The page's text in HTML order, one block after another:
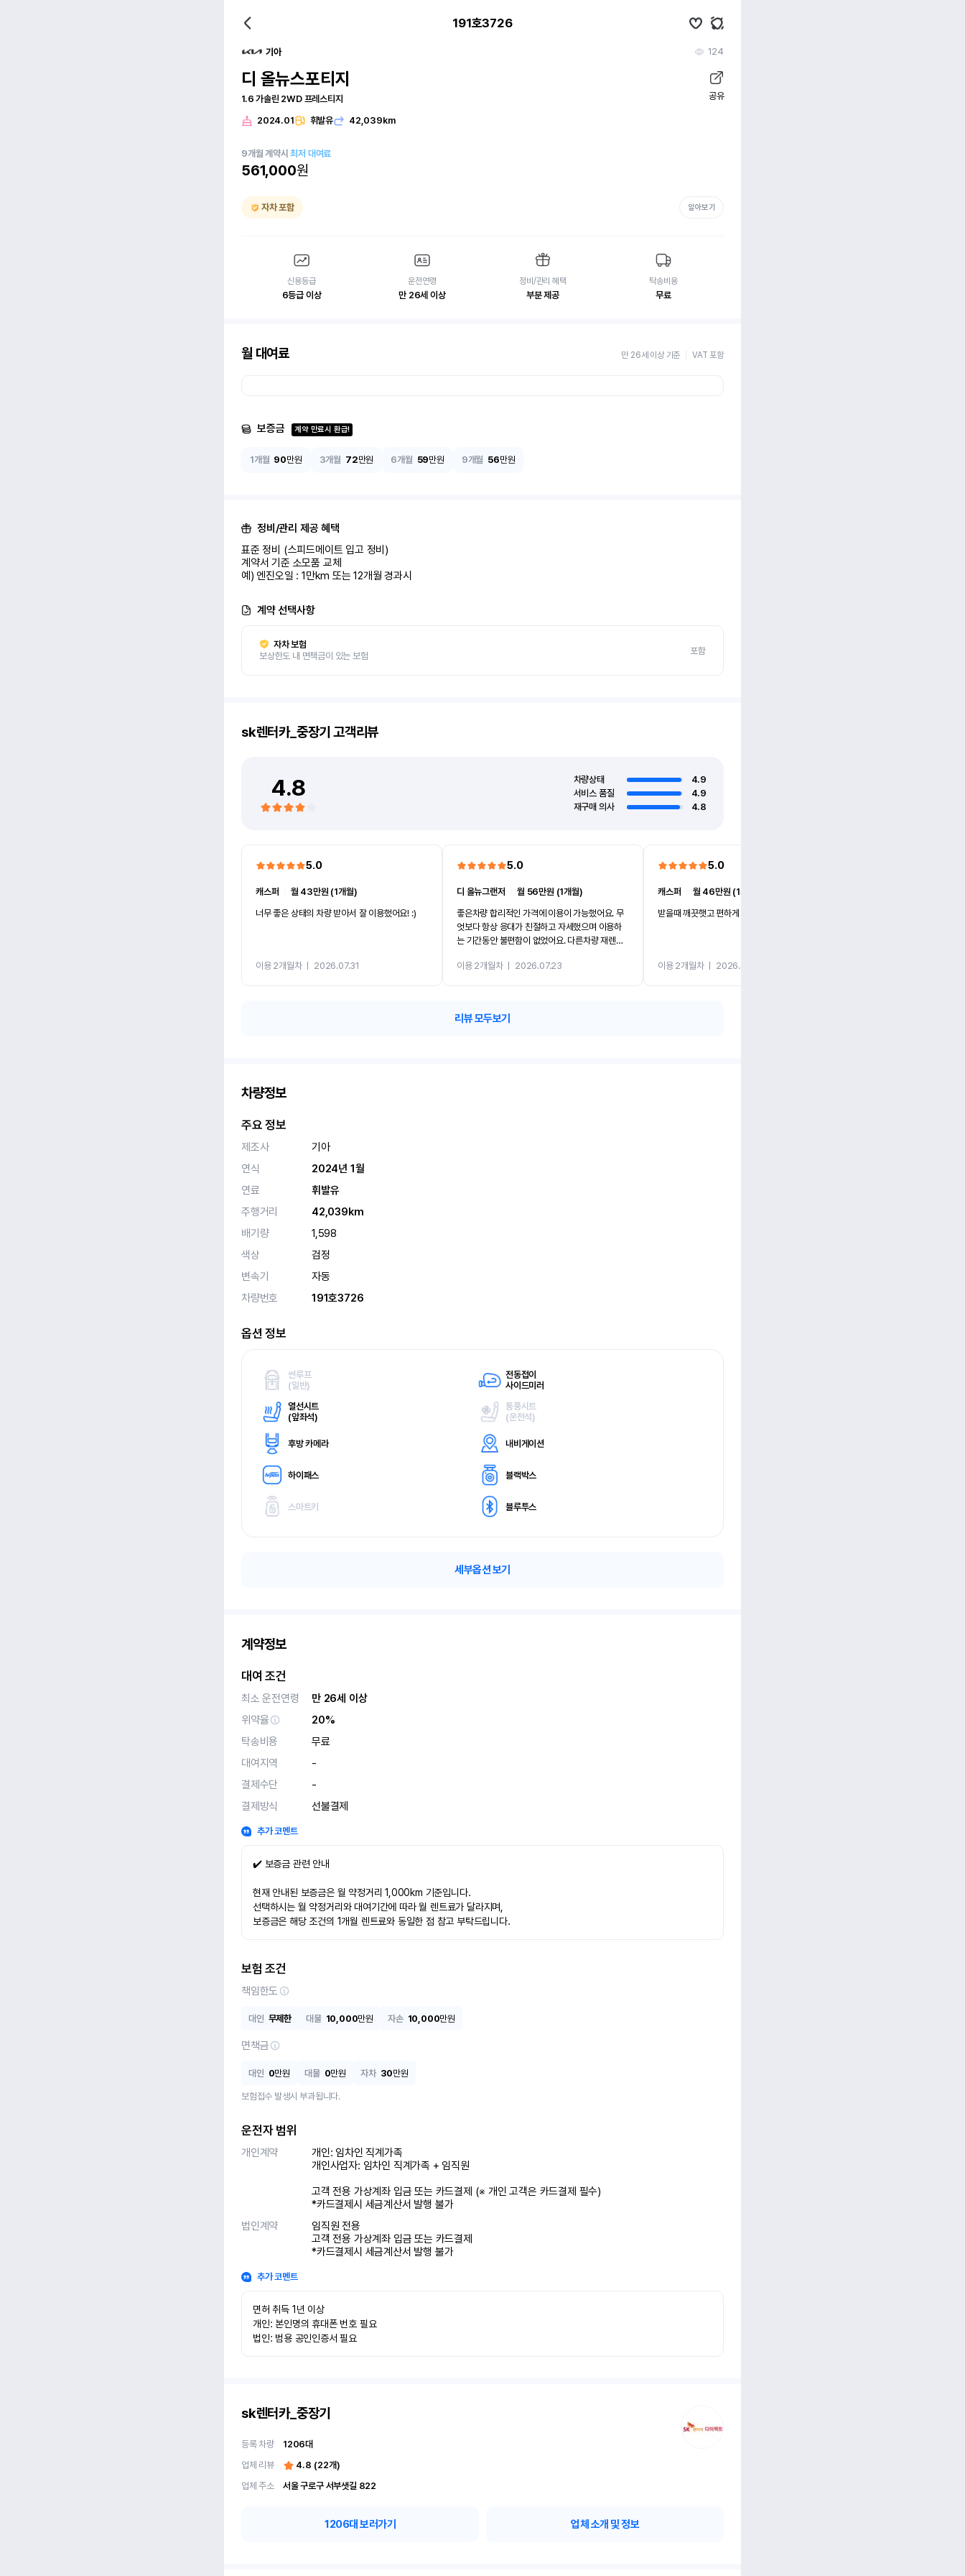
191호3726
기아 124
디 올뉴스포티지
1.6 가솔린 2WD 프레스티지 공유
2024.01 휘발유 42,039km
9개월 계약시최저 대여료
561,000원
자차 포함 알아보기
신용등급
6등급 이상
운전연령
만 26세 이상
정비/관리 혜택
부분 제공
탁송비용
무료
월 대여료 만 26세 이상 기준 VAT 포함
보증금 계약 만료시 환급!
1개월 90만원 3개월 72만원 6개월 59만원 9개월 56만원
정비/관리 제공 혜택
표준 정비 (스피드메이트 입고 정비)
계약서 기준 소모품 교체
예) 엔진오일 : 1만km 또는 12개월 경과시
계약 선택사항
자차 보험
보상한도 내 면책금이 있는 보험
포함
sk렌터카_중장기 고객리뷰
4.8 차량상태
4.9
서비스 품질
4.9
재구매 의사
4.8
5.0
캐스퍼
월 43만원 (1개월)
너무 좋은 상태의 차량 받아서 잘 이용했어요! :)
이용 2개월차ㅣ 2026.07.31
5.0
디 올뉴그랜저 ㅣ월 56만원 (1개월)
좋은차량 합리적인 가격에 이용이 가능했어요. 무
엇보다 항상 응대가 친절하고 자세했으며 이용하
는 기간동안 불편함이 없었어요. 다른차량 재렌트
카 렌트 고민없이 강추합니다!!
이용 2개월차ㅣ 2026.07.23
5.0
캐스퍼
월 46만원 (1개월)
받을때 깨끗햇고 편하게 잘이용했습니다!
이용 2개월차ㅣ 2026.07.08
리뷰 모두보기
차량정보
주요 정보
제조사
기아
연식
2024년 1월
연료
휘발유
주행거리
42,039km
배기량
1,598
색상
검정
변속기
자동
차량번호
191호3726
옵션 정보
썬루프
(일반)
전동접이
사이드미러
열선시트
(앞좌석)
통풍시트
(운전석)
후방 카메라 내비게이션
하이패스 블랙박스
스마트키 블루투스
세부옵션 보기
계약정보
대여 조건
최소 운전연령
만 26세 이상
위약율
20%
탁송비용
무료
대여지역
-
결제수단
-
결제방식
선불결제
추가 코멘트
✔️ 보증금 관련 안내
현재 안내된 보증금은 월 약정거리 1,000km 기준입니다.
선택하시는 월 약정거리와 대여기간에 따라 월 렌트료가 달라지며,
보증금은 해당 조건의 1개월 렌트료와 동일한 점 참고 부탁드립니다.
보험 조건
책임한도
대인 무제한 대물 10,000만원 자손 10,000만원
면책금
대인 0만원 대물 0만원 자차 30만원
보험접수 발생시 부과됩니다.
운전자 범위
개인계약
개인: 임차인 직계가족
개인사업자: 임차인 직계가족 + 임직원
고객 전용 가상계좌 입금 또는 카드결제 (※ 개인 고객은 카드결제 필수)
*카드결제시 세금계산서 발행 불가
법인계약
임직원 전용
고객 전용 가상계좌 입금 또는 카드결제
*카드결제시 세금계산서 발행 불가
추가 코멘트
면허 취득 1년 이상
개인: 본인명의 휴대폰 번호 필요
법인: 범용 공인인증서 필요
sk렌터카_중장기
등록 차량 1206대
업체 리뷰
4.8 (22개)
업체 주소
서울 구로구 서부샛길 822
1206대 보러가기 업체 소개 및 정보